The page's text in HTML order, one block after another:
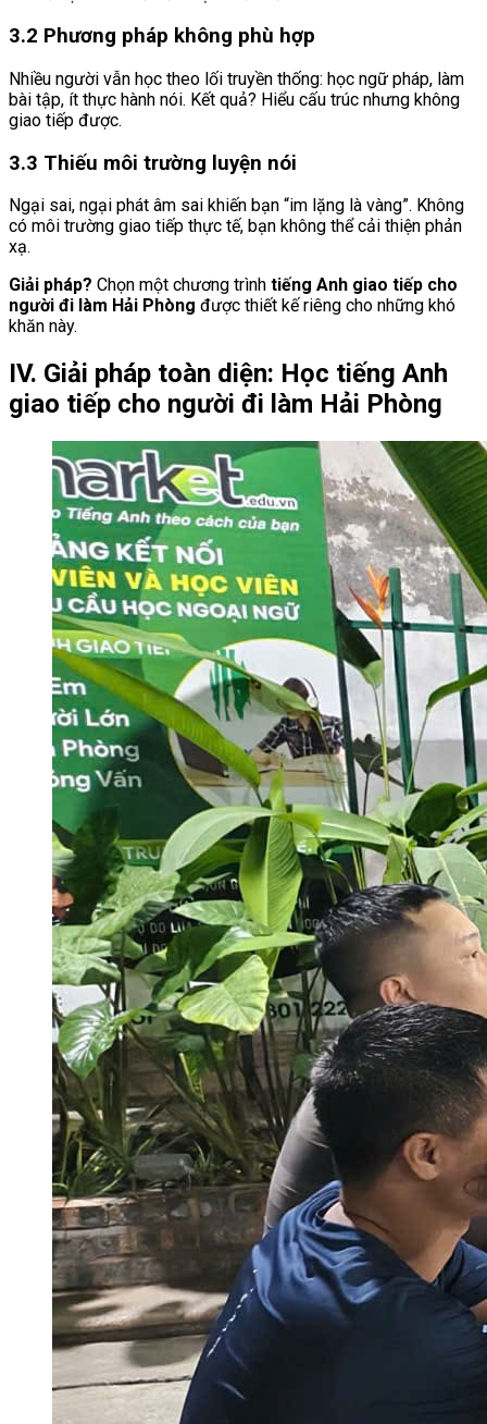
3.2 Phương pháp không phù hợp
Nhiều người vẫn học theo lối truyền thống: học ngữ pháp, làm
bài tập, ít thực hành nói. Kết quả? Hiểu cấu trúc nhưng không
giao tiếp được.
3.3 Thiếu môi trường luyện nói
Ngại sai, ngại phát âm sai khiến bạn “im lặng là vàng”. Không
có môi trường giao tiếp thực tế, bạn không thể cải thiện phản
xạ.
Giải pháp? Chọn một chương trình tiếng Anh giao tiếp cho
người đi làm Hải Phòng được thiết kế riêng cho những khó
khăn này.
IV. Giải pháp toàn diện: Học tiếng Anh
giao tiếp cho người đi làm Hải Phòng